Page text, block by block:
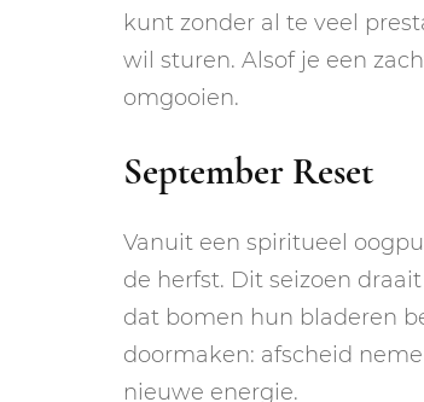
kunt zonder al te veel
wil sturen. Alsof je een
omgooien.
September Reset
Vanuit een spiritueel
de herfst. Dit seizoen
dat bomen hun bladeren
doormaken: afscheid
nieuwe energie.